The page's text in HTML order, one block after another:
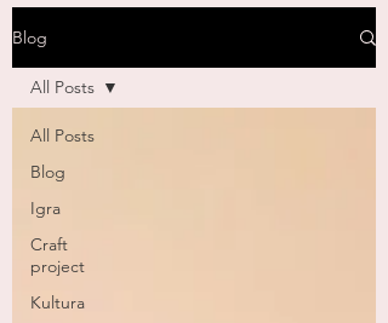
Blog
All Posts
Blog
Igra
Craft
project
Kultura
All Posts